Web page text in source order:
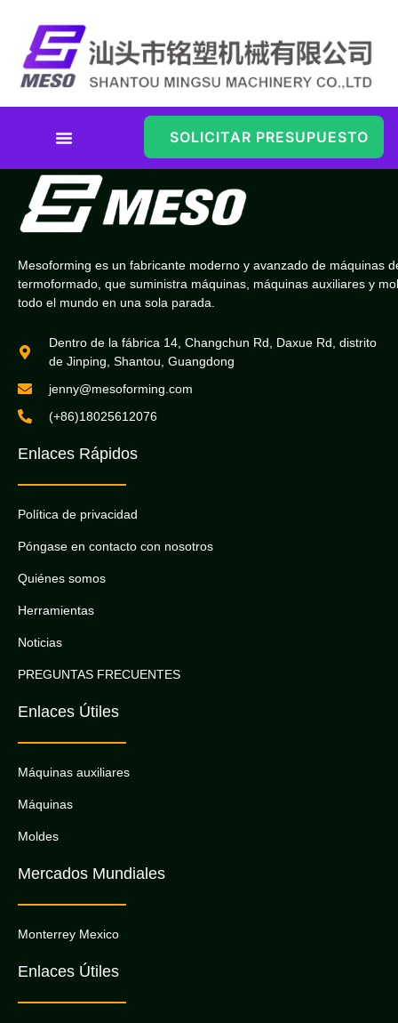
SOLICITAR PRESUPUESTO
Soluciones De Termoformado
De Envases Blíster Médicos
Mesoforming es un fabricante moderno y avanzado de máquinas
termoformado, que suministra máquinas, máquinas auxiliares y
todo el mundo en una sola parada.
Dentro de la fábrica 14, Changchun Rd, Daxue Rd, distrito
de Jinping, Shantou, Guangdong
jenny@mesoforming.com
(+86)18025612076
Enlaces Rápidos
Política de privacidad
Póngase en contacto con nosotros
Quiénes somos
Herramientas
Noticias
PREGUNTAS FRECUENTES
Enlaces Útiles
Máquinas auxiliares
Máquinas
Moldes
Mercados Mundiales
Monterrey Mexico
Enlaces Útiles